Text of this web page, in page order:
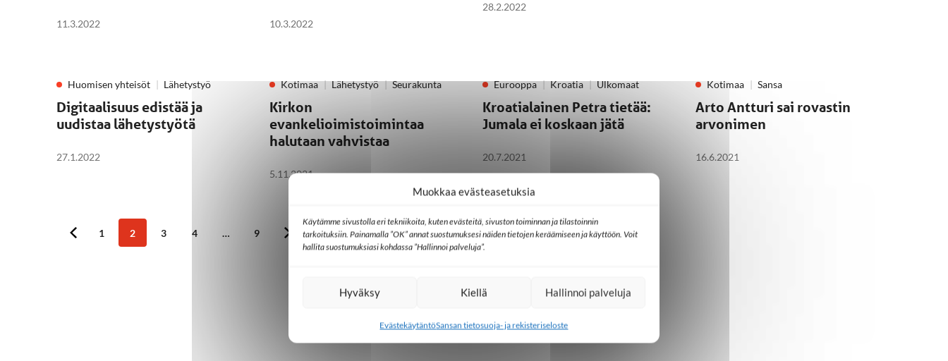
Muokkaa evästeasetuksia
Käytämme sivustolla eri tekniikoita, kuten evästeitä, sivuston toiminnan ja tilastoinnin
tarkoituksiin. Painamalla ”OK” annat suostumuksesi näiden tietojen keräämiseen ja käyttöön. Voit
hallita suostumuksiasi kohdassa ”Hallinnoi palveluja”.
Hyväksy Kiellä Hallinnoi palveluja
EvästekäytäntöSansan tietosuoja- ja rekisteriseloste
11.3.2022 10.3.2022
28.2.2022
Huomisen yhteisöt Lähetystyö
Digitaalisuus edistää ja
uudistaa lähetystyötä
27.1.2022
Kotimaa Lähetystyö Seurakunta
Kirkon
evankelioimistoimintaa
halutaan vahvistaa
5.11.2021
Eurooppa Kroatia Ulkomaat
Kroatialainen Petra tietää:
Jumala ei koskaan jätä
20.7.2021
Kotimaa Sansa
Arto Antturi sai rovastin
arvonimen
16.6.2021
1 2 3 4 … 9